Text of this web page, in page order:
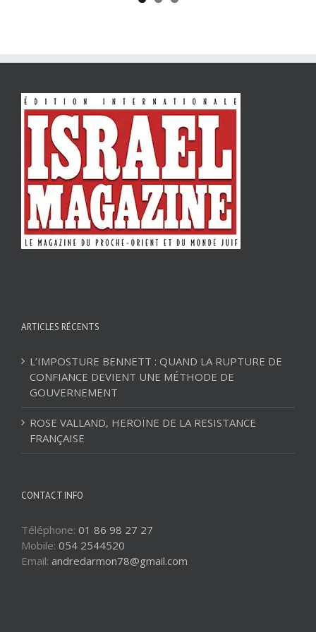
ARTICLES RÉCENTS
L’IMPOSTURE BENNETT : QUAND LA RUPTURE DE
CONFIANCE DEVIENT UNE MÉTHODE DE
GOUVERNEMENT
ROSE VALLAND, HEROÏNE DE LA RESISTANCE
FRANÇAISE
CONTACT INFO
Téléphone: 01 86 98 27 27
Mobile: 054 2544520
Email: andredarmon78@gmail.com